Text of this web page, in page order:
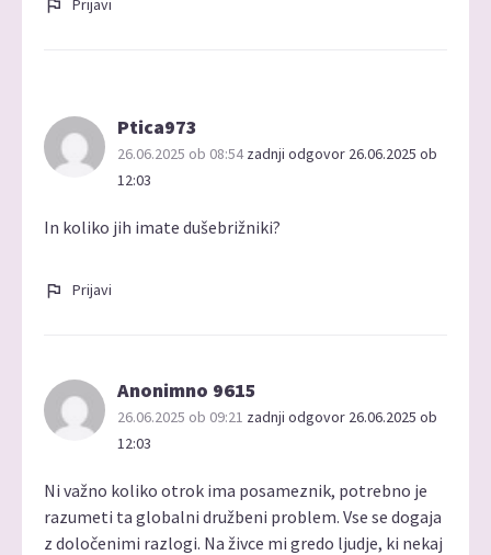
Prijavi
Ptica973
26.06.2025 ob 08:54 zadnji odgovor 26.06.2025 ob
12:03
In koliko jih imate dušebrižniki?
Prijavi
Anonimno 9615
26.06.2025 ob 09:21 zadnji odgovor 26.06.2025 ob
12:03
Ni važno koliko otrok ima posameznik, potrebno je
razumeti ta globalni družbeni problem. Vse se dogaja
z določenimi razlogi. Na živce mi gredo ljudje, ki nekaj